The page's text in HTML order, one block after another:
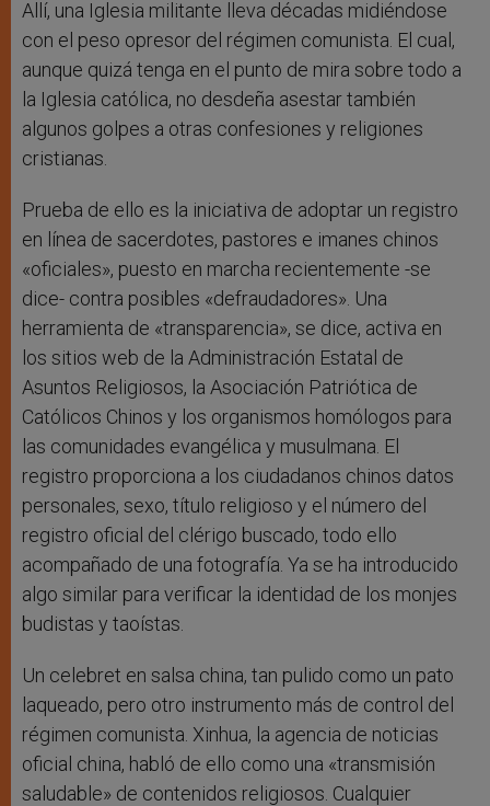
Allí, una Iglesia militante lleva décadas midiéndose
con el peso opresor del régimen comunista. El cual,
aunque quizá tenga en el punto de mira sobre todo a
la Iglesia católica, no desdeña asestar también
algunos golpes a otras confesiones y religiones
cristianas.
Prueba de ello es la iniciativa de adoptar un registro
en línea de sacerdotes, pastores e imanes chinos
«oficiales», puesto en marcha recientemente -se
dice- contra posibles «defraudadores». Una
herramienta de «transparencia», se dice, activa en
los sitios web de la Administración Estatal de
Asuntos Religiosos, la Asociación Patriótica de
Católicos Chinos y los organismos homólogos para
las comunidades evangélica y musulmana. El
registro proporciona a los ciudadanos chinos datos
personales, sexo, título religioso y el número del
registro oficial del clérigo buscado, todo ello
acompañado de una fotografía. Ya se ha introducido
algo similar para verificar la identidad de los monjes
budistas y taoístas.
Un celebret en salsa china, tan pulido como un pato
laqueado, pero otro instrumento más de control del
régimen comunista. Xinhua, la agencia de noticias
oficial china, habló de ello como una «transmisión
saludable» de contenidos religiosos. Cualquier